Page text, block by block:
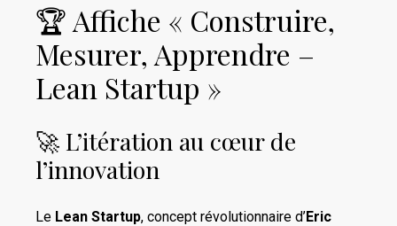
🏆 Affiche « Construire,
Mesurer, Apprendre –
Lean Startup »
🚀 L’itération au cœur de
l’innovation
Le Lean Startup, concept révolutionnaire d’Eric